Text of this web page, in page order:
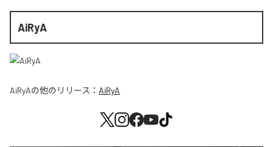
AiRyA
AiRyAの他のリリース： AiRyA